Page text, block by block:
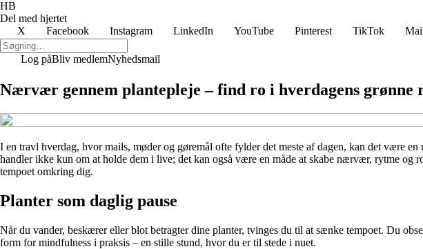
HB
Del med hjertet
X
Facebook Instagram LinkedIn YouTube Pinterest TikTok
Log påBliv medlemNyhedsmail
Nærvær gennem plantepleje – find ro i hverdagens grønne
I en travl hverdag, hvor mails, møder og gøremål ofte fylder det meste af dagen, kan det være
handler ikke kun om at holde dem i live; det kan også være en måde at skabe nærvær, rytme
tempoet omkring dig.
Planter som daglig pause
Når du vander, beskærer eller blot betragter dine planter, tvinges du til at sænke tempoet. Du
form for mindfulness i praksis – en stille stund, hvor du er til stede i nuet.